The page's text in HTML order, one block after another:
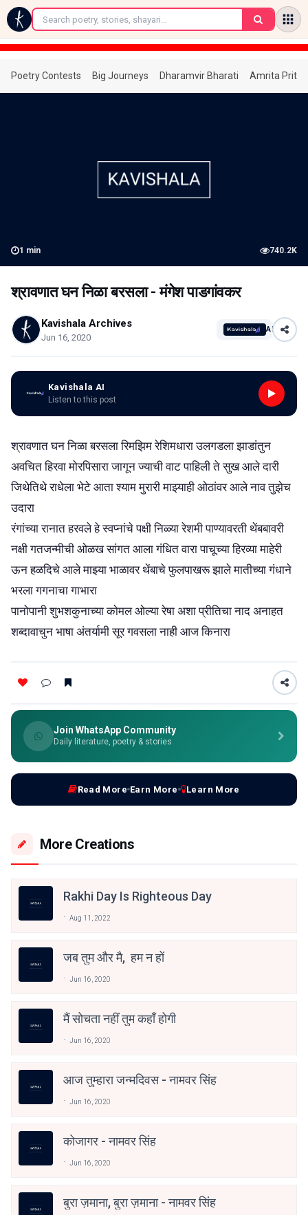
←
Poetry Contests Big Journeys Dharamvir Bharati Amrita
1 min 740.2K
श्रावणात घन निळा बरसला - मंगेश पाडगांवकर
Kavishala Archives
Jun 16, 2020
AI
Kavishala AI
Listen to this post
श्रावणात घन निळा बरसला रिमझिम रेशिमधारा उलगडला झाडांतुन
अवचित हिरवा मोरपिसारा जागून ज्याची वाट पाहिली ते सुख आले दारी
जिथेतिथे राधेला भेटे आता श्याम मुरारी माझ्याही ओठांवर आले नाव तुझेच
उदारा
रंगांच्या रानात हरवले हे स्वप्‍नांचे पक्षी निळ्या रेशमी पाण्यावरती थेंबबावरी
नक्षी गतजन्मीची ओळख सांगत आला गंधित वारा पाचूच्या हिरव्या माहेरी
ऊन हळदिचे आले माझ्या भाळावर थेंबाचे फुलपाखरू झाले मातीच्या गंधाने
भरला गगनाचा गाभारा
पानोपानी शुभशकुनाच्या कोमल ओल्या रेषा अशा प्रीतिचा नाद अनाहत
शब्दावाचुन भाषा अंतर्यामी सूर गवसला नाही आज किनारा
Join WhatsApp Community
Daily literature, poetry & stories
Read More Earn More Learn More
More Creations
Rakhi Day Is Righteous Day
Aug 11, 2022
जब तुम और मै, हम न हों
Jun 16, 2020
मैं सोचता नहीं तुम कहाँ होगी
Jun 16, 2020
आज तुम्हारा जन्मदिवस - नामवर सिंह
Jun 16, 2020
कोजागर - नामवर सिंह
Jun 16, 2020
बुरा ज़माना, बुरा ज़माना - नामवर सिंह